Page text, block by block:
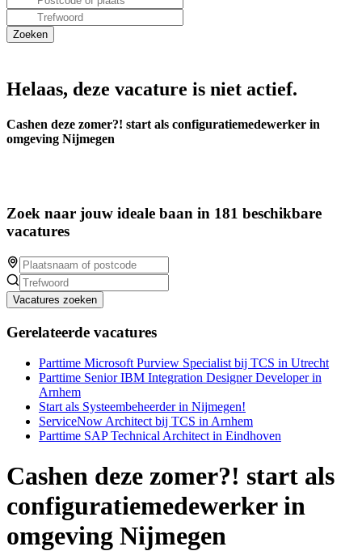
Helaas, deze vacature is niet actief.
Cashen deze zomer?! start als configuratiemedewerker in
omgeving Nijmegen
Zoek naar jouw ideale baan in 181 beschikbare
vacatures
Vacatures zoeken
Gerelateerde vacatures
Parttime Microsoft Purview Specialist bij TCS in Utrecht
Parttime Senior IBM Integration Designer Developer in
Arnhem
Start als Systeembeheerder in Nijmegen!
ServiceNow Architect bij TCS in Arnhem
Parttime SAP Technical Architect in Eindhoven
Cashen deze zomer?! start als
configuratiemedewerker in
omgeving Nijmegen